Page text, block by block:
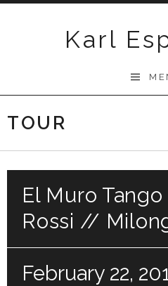
Karl
TOUR
El Muro Tango
Rossi //
February 22,